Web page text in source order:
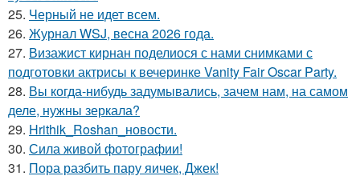
25. Черный не идет всем.
26. Журнал WSJ, весна 2026 года.
27. Визажист кирнан поделиося с нами снимками с
подготовки актрисы к вечеринке Vanity Fair Oscar Party.
28. Вы когда-нибудь задумывались, зачем нам, на самом
деле, нужны зеркала?
29. Hrithik_Roshan_новости.
30. Сила живой фотографии!
31. Пора разбить пару яичек, Джек!